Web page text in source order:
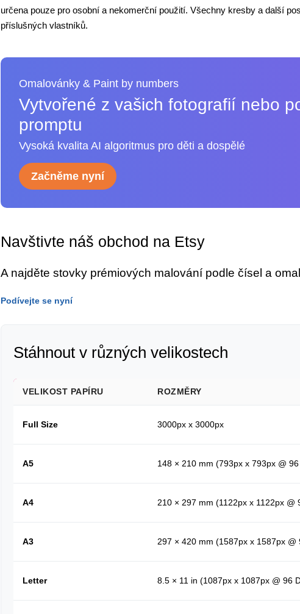
určena pouze pro osobní a nekomerční použití. Všechny kresby a další
příslušných vlastníků.
Omalovánky & Paint by numbers
Vytvořené z vašich fotografií nebo
promptu
Vysoká kvalita AI algoritmus pro děti a dospělé
Začněme nyní
Navštivte náš obchod na Etsy
A najděte stovky prémiových malování podle čísel a
Podívejte se nyní
Stáhnout v různých velikostech
VELIKOST PAPÍRU ROZMĚRY
Full Size 3000px x 3000px
A5 148 × 210 mm (793px x 793px @ 96
A4 210 × 297 mm (1122px x 1122px @
A3 297 × 420 mm (1587px x 1587px @
Letter 8.5 × 11 in (1087px x 1087px @ 96